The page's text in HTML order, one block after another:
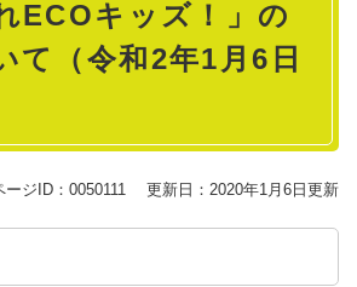
ECOキッズ！」の
て（令和2年1月6日
ージID：0050111 更新日：2020年1月6日更新